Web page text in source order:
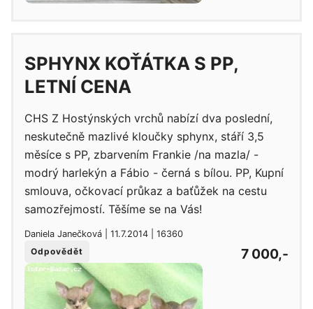
SPHYNX KOŤÁTKA S PP,
LETNÍ CENA
CHS Z Hostýnských vrchů nabízí dva poslední,
neskutečně mazlivé kloučky sphynx, stáří 3,5
měsíce s PP, zbarvením Frankie /na mazla/ -
modrý harlekýn a Fábio - černá s bílou. PP, Kupní
smlouva, očkovací průkaz a baťůžek na cestu
samozřejmostí. Těšíme se na Vás!
Daniela Janečková | 11.7.2014 | 16360
Odpovědět
7 000,-